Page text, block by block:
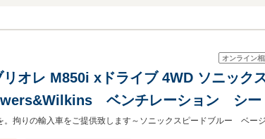
オンライン
リオレ M850i xドライブ 4WD ソニッ
ベンチレーション シ
クリスタルシフトノブ 20インチアル